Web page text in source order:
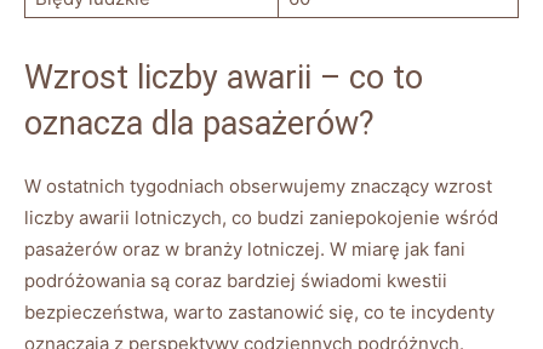
Wzrost liczby awarii‌ – co to
oznacza ‍dla pasażerów?
W ostatnich ‍tygodniach obserwujemy znaczący wzrost
liczby awarii lotniczych, co⁣ budzi zaniepokojenie wśród‌
pasażerów oraz w branży ⁢lotniczej. ⁣W ⁣miarę jak fani
podróżowania są coraz ‌bardziej świadomi​ kwestii
bezpieczeństwa, warto zastanowić⁤ się, co​ te incydenty​
oznaczają ‌z perspektywy codziennych podróżnych.